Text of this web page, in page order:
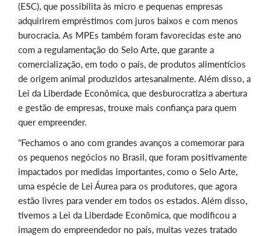
(ESC), que possibilita às micro e pequenas empresas
adquirirem empréstimos com juros baixos e com menos
burocracia. As MPEs também foram favorecidas este ano
com a regulamentação do Selo Arte, que garante a
comercialização, em todo o país, de produtos alimentícios
de origem animal produzidos artesanalmente. Além disso, a
Lei da Liberdade Econômica, que desburocratiza a abertura
e gestão de empresas, trouxe mais confiança para quem
quer empreender.
“Fechamos o ano com grandes avanços a comemorar para
os pequenos negócios no Brasil, que foram positivamente
impactados por medidas importantes, como o Selo Arte,
uma espécie de Lei Áurea para os produtores, que agora
estão livres para vender em todos os estados. Além disso,
tivemos a Lei da Liberdade Econômica, que modificou a
imagem do empreendedor no país, muitas vezes tratado